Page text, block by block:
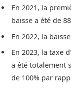
En 2021, la
baisse a été de
En 2022, la
En 2023, la taxe
a été totalement
de 100% par